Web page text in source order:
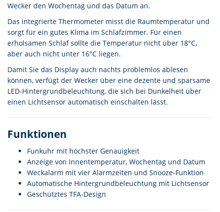
Wecker den Wochentag und das Datum an.
Das integrierte Thermometer misst die Raumtemperatur und
sorgt für ein gutes Klima im Schlafzimmer. Für einen
erholsamen Schlaf sollte die Temperatur nicht über 18°C,
aber auch nicht unter 16°C liegen.
Damit Sie das Display auch nachts problemlos ablesen
können, verfügt der Wecker über eine dezente und sparsame
LED-Hintergrundbeleuchtung, die sich bei Dunkelheit über
einen Lichtsensor automatisch einschalten lässt.
Funktionen
Funkuhr mit höchster Genauigkeit
Anzeige von Innentemperatur, Wochentag und Datum
Weckalarm mit vier Alarmzeiten und Snooze-Funktion
Automatische Hintergrundbeleuchtung mit Lichtsensor
Geschütztes TFA-Design